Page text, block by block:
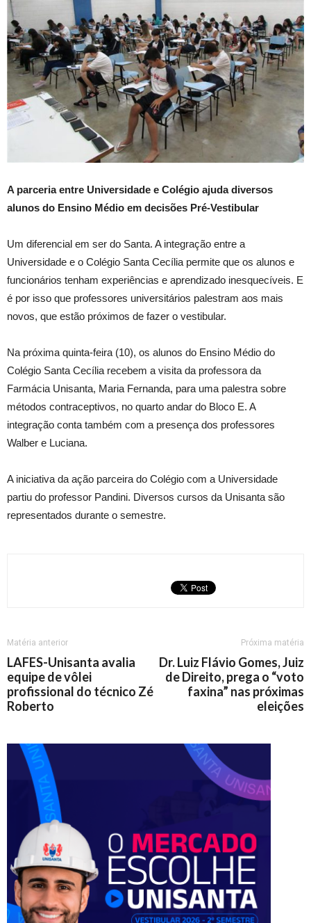
A parceria entre Universidade e Colégio ajuda diversos
alunos do Ensino Médio em decisões Pré-Vestibular
Um diferencial em ser do Santa. A integração entre a
Universidade e o Colégio Santa Cecília permite que os alunos e
funcionários tenham experiências e aprendizado inesquecíveis. E
é por isso que professores universitários palestram aos mais
novos, que estão próximos de fazer o vestibular.
Na próxima quinta-feira (10), os alunos do Ensino Médio do
Colégio Santa Cecília recebem a visita da professora da
Farmácia Unisanta, Maria Fernanda, para uma palestra sobre
métodos contraceptivos, no quarto andar do Bloco E. A
integração conta também com a presença dos professores
Walber e Luciana.
A iniciativa da ação parceira do Colégio com a Universidade
partiu do professor Pandini. Diversos cursos da Unisanta são
representados durante o semestre.
Matéria anterior
LAFES-Unisanta avalia
equipe de vôlei
profissional do técnico Zé
Roberto
Próxima matéria
Dr. Luiz Flávio Gomes, Juiz
de Direito, prega o “voto
faxina” nas próximas
eleições